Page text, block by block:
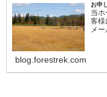
お申
当
客様
メ
blog.forestrek.com